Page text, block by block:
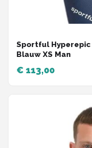
Sportful
Blauw XS Man
€ 113,00